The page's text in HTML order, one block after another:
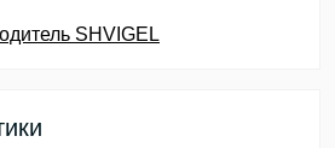
SHVIGEL